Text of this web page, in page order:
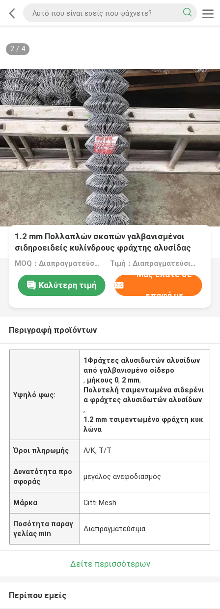
2/ 4
1.2 mm Πολλαπλών σκοπών γαλβανισμένοι
σιδηροειδείς κυλίνδρους φράχτης αλυσίδας
MOQ：Διαπραγματεύσιμα Τιμή：Διαπραγματεύσιμα
Καλύτερη τιμή
Μας ελάτε σε
επαφή με
Περιγραφή προϊόντων
Υψηλό φως:
1Φράχτες αλυσιδωτών αλυσίδων
από γαλβανισμένο σίδερο
, μήκους 0, 2 mm,
Πολυτελή τσιμεντωμένα σιδερένι
α φράχτες αλυσιδωτών αλυσίδων
,
1.2 mm τσιμεντωμένο φράχτη κυκ
λώνα
Όροι πληρωμής Λ/Κ, Τ/Τ
Δυνατότητα προ
σφοράς
μεγάλος ανεφοδιασμός
Μάρκα Citti Mesh
Ποσότητα παραγ
γελίας min
Διαπραγματεύσιμα
Δείτε περισσότερων
Περίπου εμείς